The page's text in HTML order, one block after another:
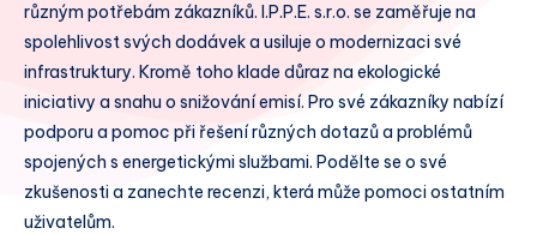
různým potřebám zákazníků. I.P.P.E. s.r.o. se zaměřuje na
spolehlivost svých dodávek a usiluje o modernizaci své
infrastruktury. Kromě toho klade důraz na ekologické
iniciativy a snahu o snižování emisí. Pro své zákazníky nabízí
podporu a pomoc při řešení různých dotazů a problémů
spojených s energetickými službami. Podělte se o své
zkušenosti a zanechte recenzi, která může pomoci ostatním
uživatelům.